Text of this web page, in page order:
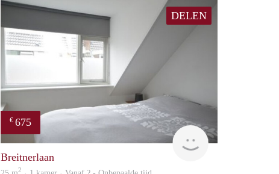
DELEN
€ 675
Woning
Breitnerlaan
2